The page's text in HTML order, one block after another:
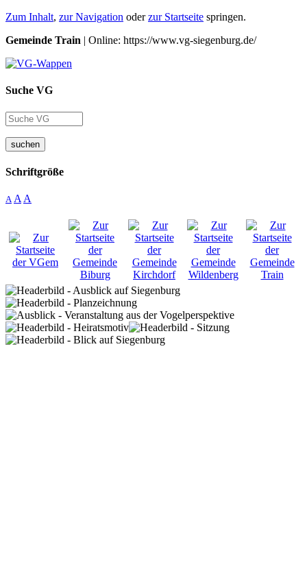
Zum Inhalt, zur Navigation oderzur Startseite springen.
Gemeinde Train | Online: https://www.vg-siegenburg.de/
Suche VG
suchen
Schriftgröße
A A A